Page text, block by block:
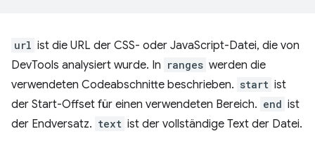
url ist die URL der CSS- oder JavaScript-Datei, die von
DevTools analysiert wurde. In ranges werden die
verwendeten Codeabschnitte beschrieben. start ist
der Start-Offset für einen verwendeten Bereich. end ist
der Endversatz. text ist der vollständige Text der Datei.